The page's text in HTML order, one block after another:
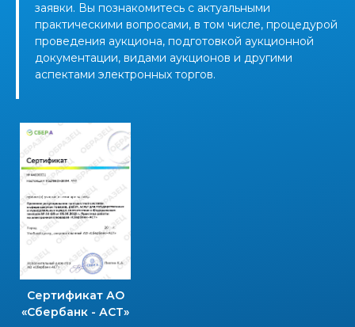
заявки. Вы познакомитесь с актуальными
практическими вопросами, в том числе, процедурой
проведения аукциона, подготовкой аукционной
документации, видами аукционов и другими
аспектами электронных торгов.
Сертификат АО
«Сбербанк - АСТ»